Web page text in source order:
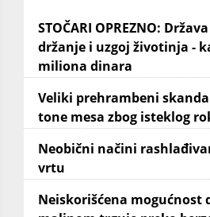
STOČARI OPREZNO:
držanje i uzgoj životinja -
miliona dinara
Veliki prehrambeni
tone mesa zbog isteklog
Neobični načini
vrtu
Neiskorišćena mogućnost